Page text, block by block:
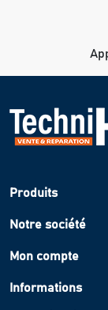
Produits
Notre société
Mon compte
Informations